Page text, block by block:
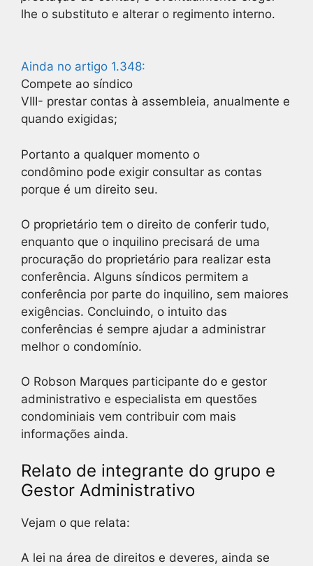
lhe o substituto e alterar o regimento interno.
Ainda no artigo 1.348:
Compete ao síndico
VIII- prestar contas à assembleia, anualmente e
quando exigidas;
Portanto a qualquer momento o
condômino pode exigir consultar as contas
porque é um direito seu.
O proprietário tem o direito de conferir tudo,
enquanto que o inquilino precisará de uma
procuração do proprietário para realizar esta
conferência. Alguns síndicos permitem a
conferência por parte do inquilino, sem maiores
exigências. Concluindo, o intuito das
conferências é sempre ajudar a administrar
melhor o condomínio.
O Robson Marques participante do e gestor
administrativo e especialista em questões
condominiais vem contribuir com mais
informações ainda.
Relato de integrante do grupo e
Gestor Administrativo
Vejam o que relata:
A lei na área de direitos e deveres, ainda se